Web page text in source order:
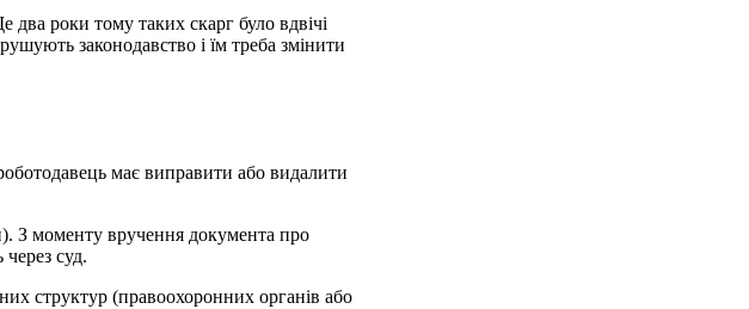
два роки тому таких скарг було вдвічі
законодавство і їм треба змінити
має виправити або видалити
З моменту вручення документа про
суд.
структур (правоохоронних органів або